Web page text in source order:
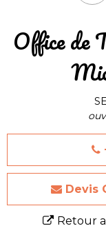
​Office de
Devis
Retour